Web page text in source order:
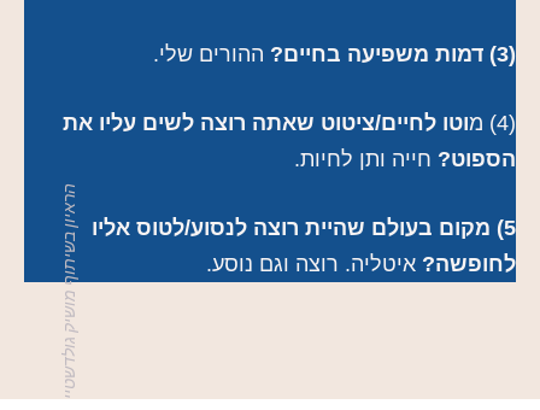
(3) דמות משפיעה בחיים? ההורים שלי.
(4) מ
וטו לחיים/ציטוט שאתה רוצה לשים עליו את
הספוט? חייה ותן לחיות.
5) מקום בעולם שהיית רוצה לנסוע/לטוס אליו
לחופשה? איטליה. רוצה וגם נוסע. הראיון בשיתוף מושיק גולדשטיין